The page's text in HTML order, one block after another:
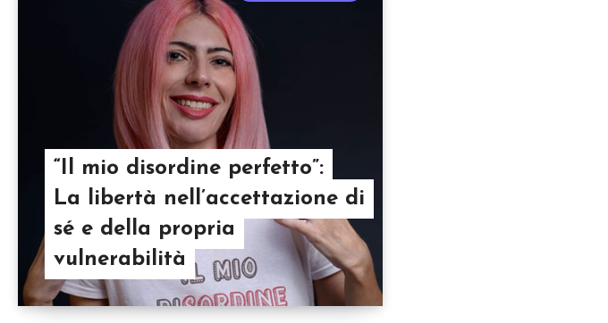
“Il mio disordine perfetto”:
La libertà nell’accettazione di
sé e della propria
vulnerabilità